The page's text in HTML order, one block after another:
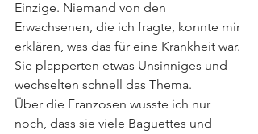
Einzige. Niemand von den
Erwachsenen, die ich fragte, konnte mir
erklären, was das für eine Krankheit war.
Sie plapperten etwas Unsinniges und
wechselten schnell das Thema.
Über die Franzosen wusste ich nur
noch, dass sie viele Baguettes und